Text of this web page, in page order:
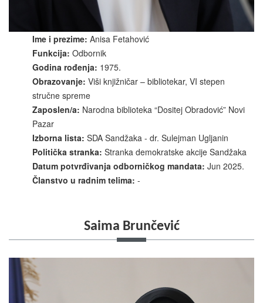
Ime i prezime: Anisa Fetahović
Funkcija: Odbornik
Godina rođenja: 1975.
Obrazovanje: Viši knjižničar – bibliotekar, VI stepen
stručne spreme
Zaposlen/a: Narodna biblioteka “Dositej Obradović” Novi
Pazar
Izborna lista: SDA Sandžaka - dr. Sulejman Ugljanin
Politička stranka: Stranka demokratske akcije Sandžaka
Datum potvrđivanja odborničkog mandata: Jun 2025.
Članstvo u radnim telima: -
Saima Brunčević